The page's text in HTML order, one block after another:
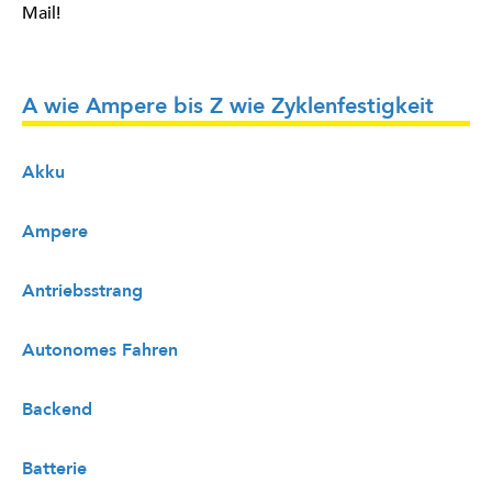
Mail!
A wie Ampere bis Z wie Zyklenfestigkeit
Akku
Ampere
Antriebsstrang
Autonomes Fahren
Backend
Batterie